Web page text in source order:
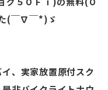
(￣∇￣*)ゞ
、実家放置原付スク